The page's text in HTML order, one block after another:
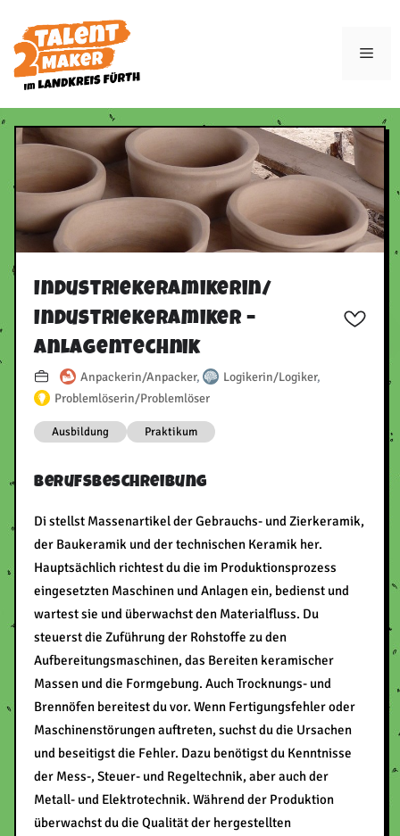
Inhalt
springen
Industriekeramikerin/​
Industriekeramiker –
Anlagentechnik
Anpackerin/Anpacker, Logikerin/Logiker,
Problemlöserin/Problemlöser
Ausbildung Praktikum
Berufsbeschreibung
Di stellst Massenartikel der Gebrauchs- und Zierkeramik,
der Baukeramik und der technischen Keramik her.
Hauptsächlich richtest du die im Produktionsprozess
eingesetzten Maschinen und Anlagen ein, bedienst und
wartest sie und überwachst den Materialfluss. Du
steuerst die Zuführung der Rohstoffe zu den
Aufbereitungsmaschinen, das Bereiten keramischer
Massen und die Formgebung. Auch Trocknungs- und
Brennöfen bereitest du vor. Wenn Fertigungsfehler oder
Maschinenstörungen auftreten, suchst du die Ursachen
und beseitigst die Fehler. Dazu benötigst du Kenntnisse
der Mess-, Steuer- und Regeltechnik, aber auch der
Metall- und Elektrotechnik. Während der Produktion
überwachst du die Qualität der hergestellten